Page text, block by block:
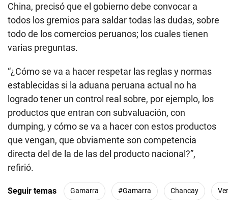
China, precisó que el gobierno debe convocar a
todos los gremios para saldar todas las dudas, sobre
todo de los comercios peruanos; los cuales tienen
varias preguntas.
“¿Cómo se va a hacer respetar las reglas y normas
establecidas si la aduana peruana actual no ha
logrado tener un control real sobre, por ejemplo, los
productos que entran con subvaluación, con
dumping, y cómo se va a hacer con estos productos
que vengan, que obviamente son competencia
directa del de la de las del producto nacional?”,
refirió.
Seguir temas Gamarra #gamarra Chancay